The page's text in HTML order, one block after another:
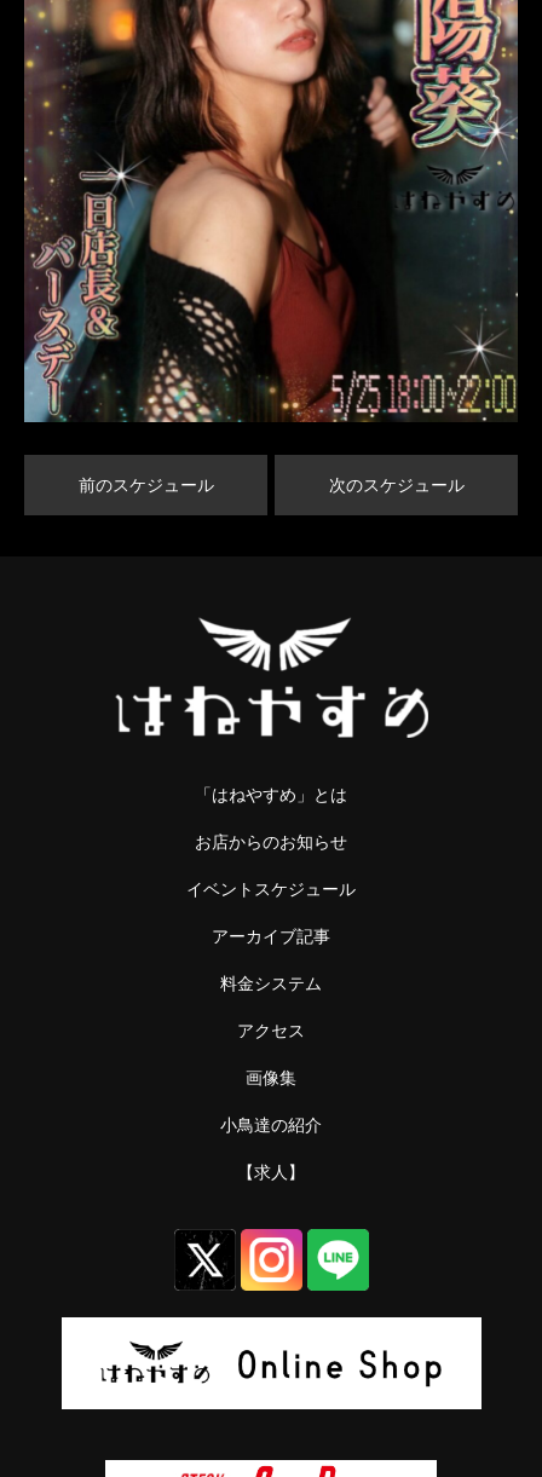
前のスケジュール 次のスケジュール
「はねやすめ」とは
お店からのお知らせ
イベントスケジュール
アーカイブ記事
料金システム
アクセス
画像集
小鳥達の紹介
【求人】